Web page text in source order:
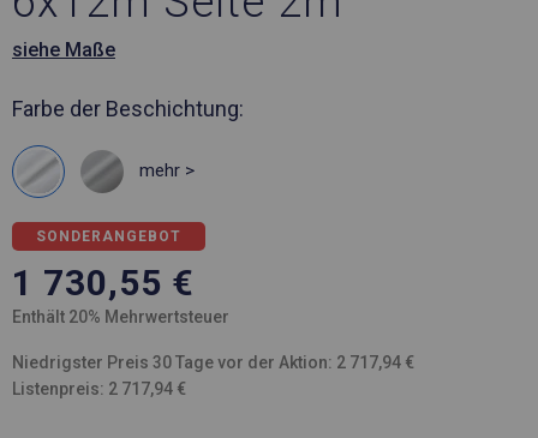
siehe Maße
Farbe der Beschichtung:
mehr >
SONDERANGEBOT
1 730,55 €
Enthält 20% Mehrwertsteuer
Niedrigster Preis 30 Tage vor der Aktion: 2 717,94 €
Listenpreis: 2 717,94 €